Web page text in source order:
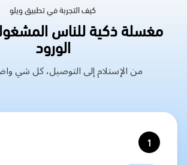
كيف التجربة في تطبيق ويلو
مغسلة ذكية للناس
الورود
من الإستلام إلى التوصيل، كل شي
1